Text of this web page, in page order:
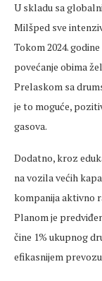
U skladu sa
Milšped sve
Tokom 2024.
povećanje obima
Prelaskom sa
je to moguće,
gasova.
Dodatno, kroz
na vozila većih
kompanija aktivno
Planom je
čine 1% ukupnog
efikasnijem